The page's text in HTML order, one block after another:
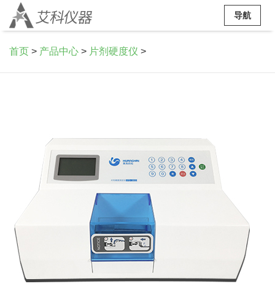
导航
首页 > 产品中心 > 片剂硬度仪 >